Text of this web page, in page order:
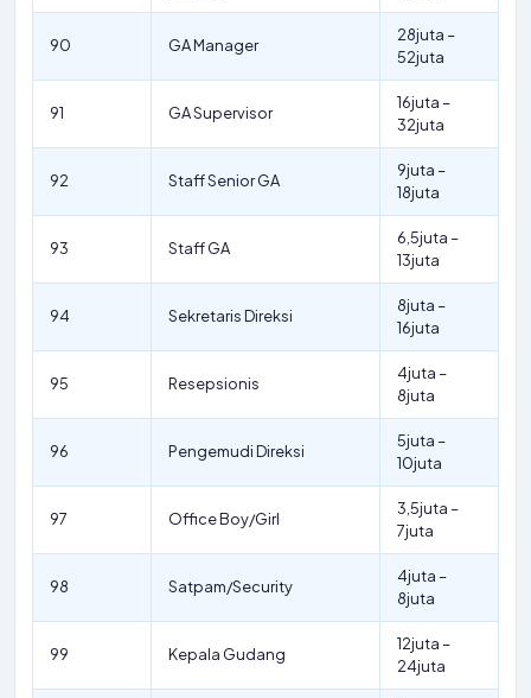
90 GA Manager
28juta –
52juta
91 GA Supervisor
16juta –
32juta
92 Staff Senior GA
9juta –
18juta
93 Staff GA
6,5juta –
13juta
94 Sekretaris Direksi
8juta –
16juta
95 Resepsionis
4juta –
8juta
96 Pengemudi Direksi
5juta –
10juta
97 Office Boy/Girl
3,5juta –
7juta
98 Satpam/Security
4juta –
8juta
99 Kepala Gudang
12juta –
24juta